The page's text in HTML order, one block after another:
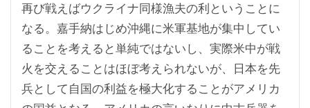
再び戦えばウクライナ同様漁夫の利ということに
なる。嘉手納はじめ沖縄に米軍基地が集中してい
ることを考えると単純ではないし、実際米中が戦
火を交えることはほぼ考えられないが、日本を先
兵として自国の利益を極大化することがアメリカ